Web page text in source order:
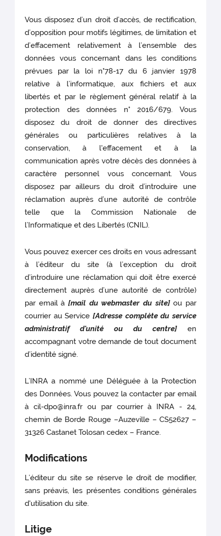
Vous disposez d’un droit d’accès, de rectification,
d’opposition pour motifs légitimes, de limitation et
d’effacement relativement à l’ensemble des
données vous concernant dans les conditions
prévues par la loi n°78-17 du 6 janvier 1978
relative à l’informatique, aux fichiers et aux
libertés et par le règlement général relatif à la
protection des données n° 2016/679. Vous
disposez du droit de donner des directives
générales ou particulières relatives à la
conservation, à l'effacement et à la
communication après votre décès des données à
caractère personnel vous concernant. Vous
disposez par ailleurs du droit d’introduire une
réclamation auprès d’une autorité de contrôle
telle que la Commission Nationale de
l’Informatique et des Libertés (CNIL).
Vous pouvez exercer ces droits en vous adressant
à l’éditeur du site (à l’exception du droit
d’introduire une réclamation qui doit être exercé
directement auprès d’une autorité de contrôle)
par email à[mail du webmaster du site]ou par
courrier au Service [Adresse complète du service
administratif d'unité ou du centre]en
accompagnant votre demande de tout document
d’identité signé.
L’INRA a nommé une Déléguée à la Protection
des Données. Vous pouvez la contacter par email
à cil-dpo@inra.fr ou par courrier à INRA - 24,
chemin de Borde Rouge –Auzeville – CS52627 –
31326 Castanet Tolosan cedex – France.
Modifications
L’éditeur du site se réserve le droit de modifier,
sans préavis, les présentes conditions générales
d'utilisation du site.
Litige